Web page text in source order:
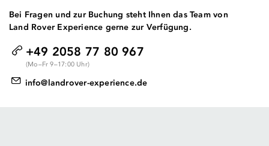
Bei Fragen und zur Buchung steht Ihnen das Team von
Land Rover Experience gerne zur Verfügung.
+49 2058 77 80 967
(Mo–Fr 9–17:00 Uhr)
info@landrover-experience.de